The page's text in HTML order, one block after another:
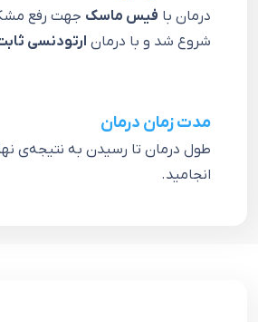
درمان با فيس ماسک جهت رفع
شروع شد و با درمان ارتودنسی
مدت زمان درمان
طول درمان تا رسیدن به نتیجه‌ی
انجامید.